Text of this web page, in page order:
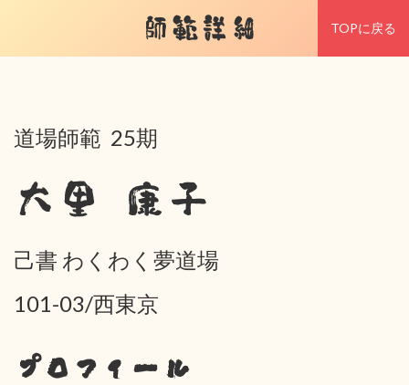
師範詳細 TOPに戻る
道場師範 25期
大里 康子
己書 わくわく夢道場
101-03/西東京
プロフィール